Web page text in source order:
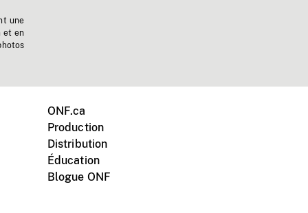
une
et en
ONF.ca
Production
Distribution
Éducation
Blogue ONF